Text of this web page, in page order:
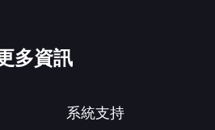
多資訊
系統支持